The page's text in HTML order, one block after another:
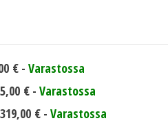
€- Varastossa
€- Varastossa
319,00 €- Varastossa